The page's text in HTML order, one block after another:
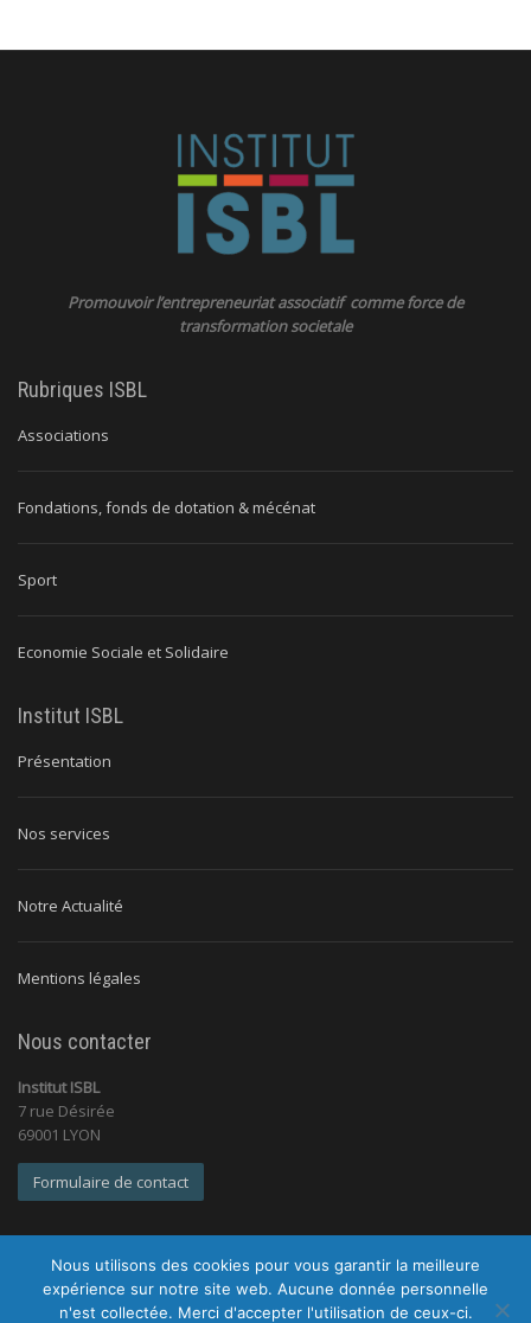
Promouvoir l’entrepreneuriat associatif comme force de
transformation societale
Rubriques ISBL
Associations
Fondations, fonds de dotation & mécénat
Sport
Economie Sociale et Solidaire
Institut ISBL
Présentation
Nos services
Notre Actualité
Mentions légales
Nous contacter
Institut ISBL
7 rue Désirée
69001 LYON
Formulaire de contact
Nous utilisons des cookies pour vous garantir la meilleure
expérience sur notre site web. Aucune donnée personnelle
n'est collectée. Merci d'accepter l'utilisation de ceux-ci.